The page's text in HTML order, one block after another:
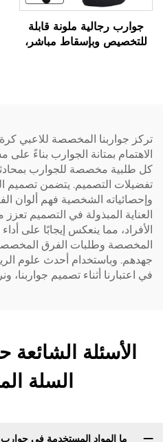
جوارب رجالية ملونة قابلة
للتخصيص وبإسقاط مباشر،
تركز جواربنا المخصصة للاعبي
الاهتمام بمتانة الجوارب بناءً على
كل طلبية مخصصة للجوارب
تفضيلات التصميم. يتضمن تصميم
وإحصائياته الشخصية فهم ألوان
العناية المبذولة في التصميم تعزز
الأفراد، مما ينعكس إيجابًا على
المخصصة وطلبات الفرق
جهدهم. وباستخدام أحدث علوم
في اعتبارنا أثناء تصميم جواربنا،
الأسئلة
السلة
ما المواد المستخدمة في